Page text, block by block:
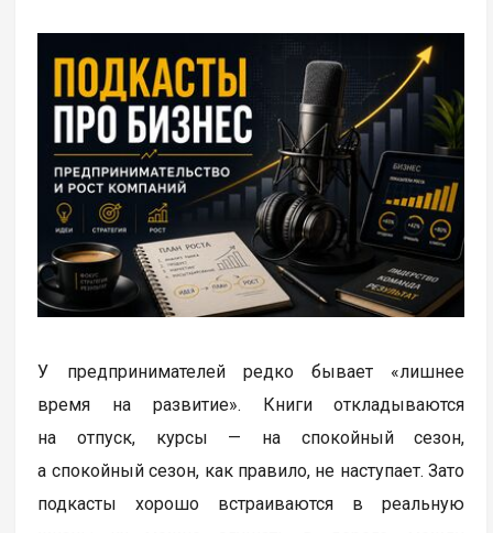
У предпринимателей редко бывает «лишнее
время на развитие». Книги откладываются
на отпуск, курсы — на спокойный сезон,
а спокойный сезон, как правило, не наступает. Зато
подкасты хорошо встраиваются в реальную